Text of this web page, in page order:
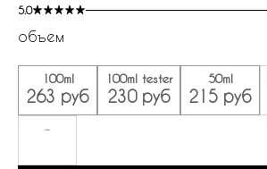
5.0
объем
100ml
263 руб
100ml tester
230 руб
50ml
215 руб
-